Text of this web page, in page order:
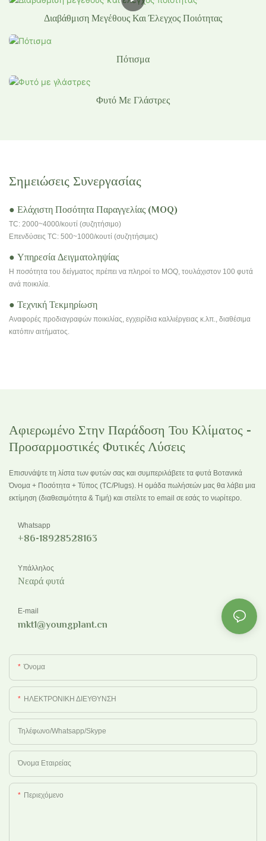
Διαβάθμιση Μεγέθους Και Έλεγχος Ποιότητας
Πότισμα
Φυτό Με Γλάστρες
Σημειώσεις Συνεργασίας
● Ελάχιστη Ποσότητα Παραγγελίας (MOQ)
TC: 2000~4000/κουτί (συζητήσιμο)
Επενδύσεις TC: 500~1000/κουτί (συζητήσιμες)
● Υπηρεσία Δειγματοληψίας
Η ποσότητα του δείγματος πρέπει να πληροί το MOQ, τουλάχιστον 100 φυτά
ανά ποικιλία.
● Τεχνική Τεκμηρίωση
Αναφορές προδιαγραφών ποικιλίας, εγχειρίδια καλλιέργειας κ.λπ., διαθέσιμα
κατόπιν αιτήματος.
Αφιερωμένο Στην Παράδοση Του Κλίματος -
Προσαρμοστικές Φυτικές Λύσεις
Επισυνάψτε τη λίστα των φυτών σας και συμπεριλάβετε τα φυτά Βοτανικά
Όνομα + Ποσότητα + Τύπος (TC/Plugs). Η ομάδα πωλήσεών μας θα λάβει μια
εκτίμηση (διαθεσιμότητα & Τιμή) και στείλτε το email σε εσάς το νωρίτερο.
Whatsapp
+86-18928528163
Υπάλληλος
Νεαρά φυτά
E-mail
mkt1@youngplant.cn
Όνομα
ΗΛΕΚΤΡΟΝΙΚΗ ΔΙΕΥΘΥΝΣΗ
Τηλέφωνο/Whatsapp/Skype
Όνομα Εταιρείας
Περιεχόμενο